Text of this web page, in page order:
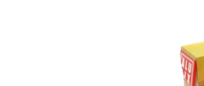
cafea boabe